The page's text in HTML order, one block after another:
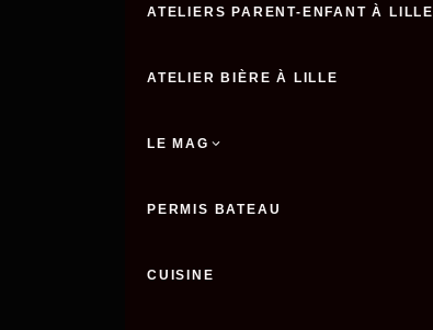
ATELIERS PARENT-ENFANT À LILLE
ATELIER BIÈRE À LILLE
LE MAG
PERMIS BATEAU
CUISINE